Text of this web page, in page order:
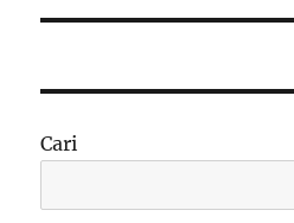
Cari